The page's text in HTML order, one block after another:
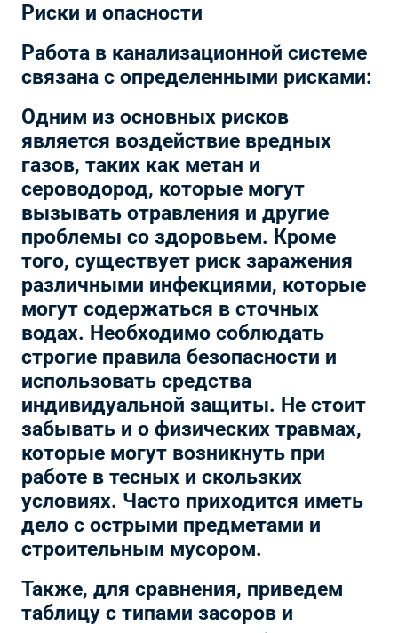
Риски и опасности
Работа в канализационной системе
связана с определенными рисками:
Одним из основных рисков
является воздействие вредных
газов, таких как метан и
сероводород, которые могут
вызывать отравления и другие
проблемы со здоровьем. Кроме
того, существует риск заражения
различными инфекциями, которые
могут содержаться в сточных
водах. Необходимо соблюдать
строгие правила безопасности и
использовать средства
индивидуальной защиты. Не стоит
забывать и о физических травмах,
которые могут возникнуть при
работе в тесных и скользких
условиях. Часто приходится иметь
дело с острыми предметами и
строительным мусором.
Также, для сравнения, приведем
таблицу с типами засоров и